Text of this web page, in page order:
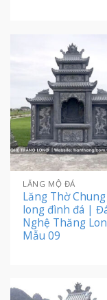
LĂNG MỘ ĐÁ
Lăng Thờ
long đình đá |
Nghệ Thăng
Mẫu 09